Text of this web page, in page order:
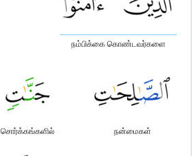
நம்பிக்கை கொண்டவர்களை
நன்மைகள்
சொர்க்கங்களில்